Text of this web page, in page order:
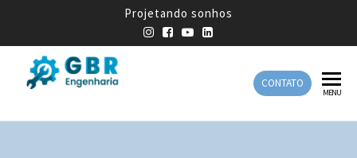
Projetando sonhos
Engenharia
Engenharia
CONTATO
MENU